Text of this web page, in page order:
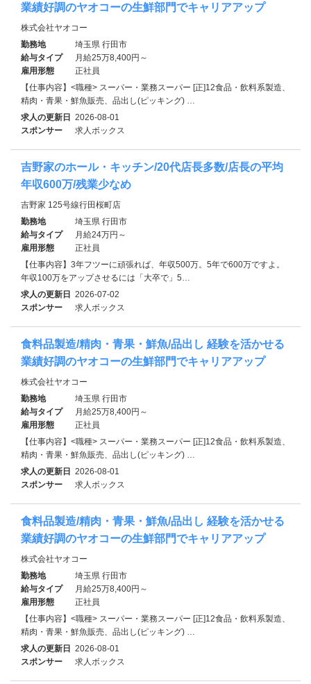
業績好調のヤオコーの生鮮部門でキャリアアップ
株式会社ヤオコー
勤務地
埼玉県 行田市
給与タイプ
月給25万8,400円～
雇用形態
正社員
【仕事内容】<職種> スーパー・業務スーパー [正]12食品・飲料系製造、
精肉・青果・鮮魚販売、品出し(ピッキング) …
求人の更新日 2026-08-01
スポンサー
求人ボックス
吉野家のホール・キッチン/20代店長多数/店長の平均
年収600万/残業少なめ
吉野家 125号線行田桜町店
勤務地
埼玉県 行田市
給与タイプ
月給24万円～
雇用形態
正社員
【仕事内容】3年フツーに頑張れば、年収500万。5年で600万ですよ。
年収100万をアップさせるには「大卒で」5…
求人の更新日 2026-07-02
スポンサー
求人ボックス
食料品製造/精肉・青果・鮮魚/品出し 経験を活かせる
業績好調のヤオコーの生鮮部門でキャリアアップ
株式会社ヤオコー
勤務地
埼玉県 行田市
給与タイプ
月給25万8,400円～
雇用形態
正社員
【仕事内容】<職種> スーパー・業務スーパー [正]12食品・飲料系製造、
精肉・青果・鮮魚販売、品出し(ピッキング) …
求人の更新日 2026-08-01
スポンサー
求人ボックス
食料品製造/精肉・青果・鮮魚/品出し 経験を活かせる
業績好調のヤオコーの生鮮部門でキャリアアップ
株式会社ヤオコー
勤務地
埼玉県 行田市
給与タイプ
月給25万8,400円～
雇用形態
正社員
【仕事内容】<職種> スーパー・業務スーパー [正]12食品・飲料系製造、
精肉・青果・鮮魚販売、品出し(ピッキング) …
求人の更新日 2026-08-01
スポンサー
求人ボックス